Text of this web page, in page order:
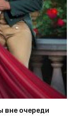
вне очереди